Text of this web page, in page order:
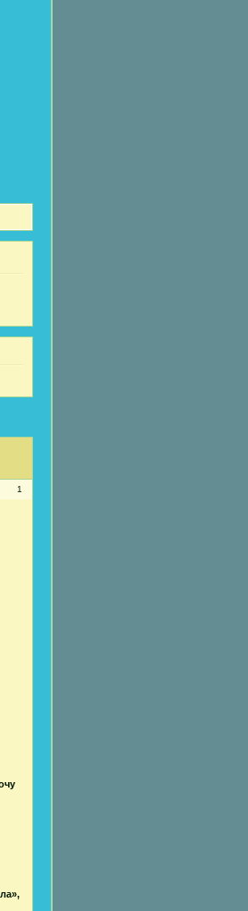
1